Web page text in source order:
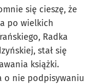
się cieszę, że
po wielkich
Radka
stał się
książki.
o nie podpisywaniu